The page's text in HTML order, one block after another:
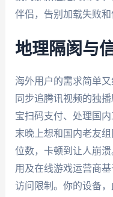
伴侣，告别加载失败和
地理隔阂与
海外用户的需求简单
同步追腾讯视频的独
宝扫码支付、处理国
末晚上想和国内老友
位数，卡顿到让人崩
用及在线游戏运营商
访问限制。你的设备